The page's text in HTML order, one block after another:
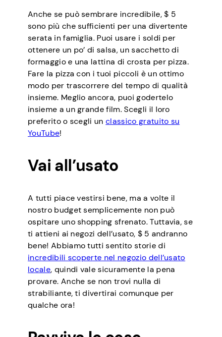
Anche se può sembrare incredibile, $ 5
sono più che sufficienti per una divertente
serata in famiglia. Puoi usare i soldi per
ottenere un po’ di salsa, un sacchetto di
formaggio e una lattina di crosta per pizza.
Fare la pizza con i tuoi piccoli è un ottimo
modo per trascorrere del tempo di qualità
insieme. Meglio ancora, puoi godertelo
insieme a un grande film. Scegli il loro
preferito o scegli unclassico gratuito su
YouTube!
Vai all’usato
A tutti piace vestirsi bene, ma a volte il
nostro budget semplicemente non può
ospitare uno shopping sfrenato. Tuttavia, se
ti attieni ai negozi dell’usato, $ 5 andranno
bene! Abbiamo tutti sentito storie di
incredibili scoperte nel negozio dell’usato
locale, quindi vale sicuramente la pena
provare. Anche se non trovi nulla di
strabiliante, ti divertirai comunque per
qualche ora!